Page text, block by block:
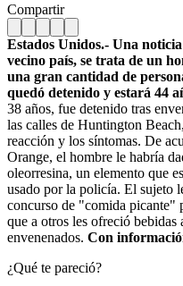
Compartir
Estados Unidos.- Una
vecino país, se trata de un
una gran cantidad de
quedó detenido y estará 44
38 años, fue detenido tras
las calles de Huntington
reacción y los síntomas. De
Orange, el hombre le habría
oleorresina, un elemento que
usado por la policía. El sujeto
concurso de "comida picante"
que a otros les ofreció
envenenados. Con
¿Qué te pareció?